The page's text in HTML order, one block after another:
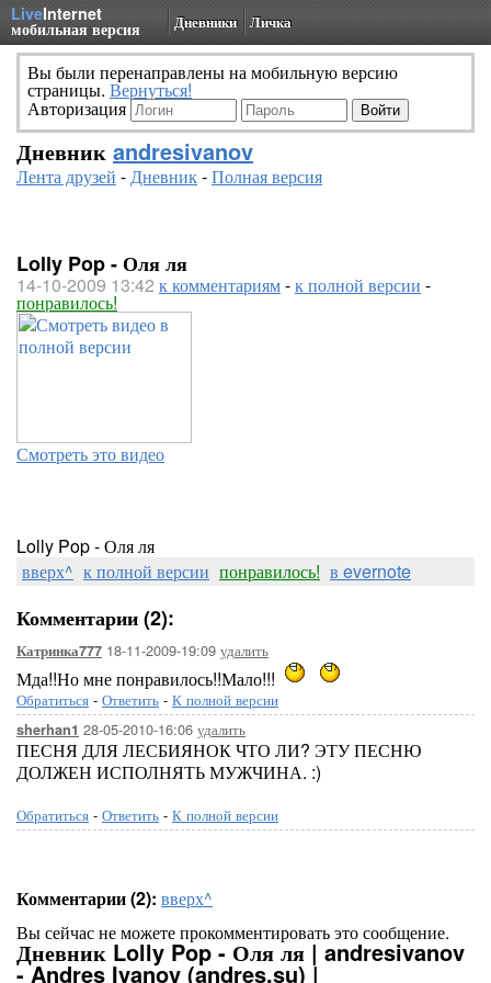
LiveInternet
мобильная версия Дневники Личка
Вы были перенаправлены на мобильную версию
страницы. Вернуться!
Авторизация
Дневник andresivanov
Лента друзей -Дневник-Полная версия
Lolly Pop - Оля ля
14-10-2009 13:42 к комментариям-к полной версии -
понравилось!
Смотреть это видео
Lolly Pop - Оля ля
вверх^ к полной версии понравилось! в evernote
Комментарии (2):
Катринка777 18-11-2009-19:09 удалить
Мда!!Но мне понравилось!!Мало!!!
Обратиться - Ответить - К полной версии
sherhan1 28-05-2010-16:06 удалить
ПЕСНЯ ДЛЯ ЛЕСБИЯНОК ЧТО ЛИ? ЭТУ ПЕСНЮ
ДОЛЖЕН ИСПОЛНЯТЬ МУЖЧИНА. :)
Обратиться - Ответить - К полной версии
Комментарии (2): вверх^
Вы сейчас не можете прокомментировать это сообщение.
Дневник Lolly Pop - Оля ля | andresivanov
- Andres Ivanov (andres.su) |